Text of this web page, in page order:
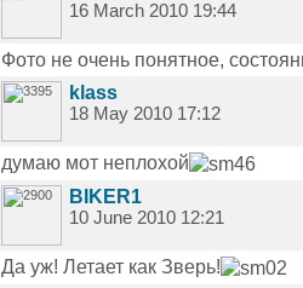
16 March 2010 19:44
Фото не очень понятное,
klass
18 May 2010 17:12
думаю мот неплохой
BIKER1
10 June 2010 12:21
Да уж! Летает как Зверь!